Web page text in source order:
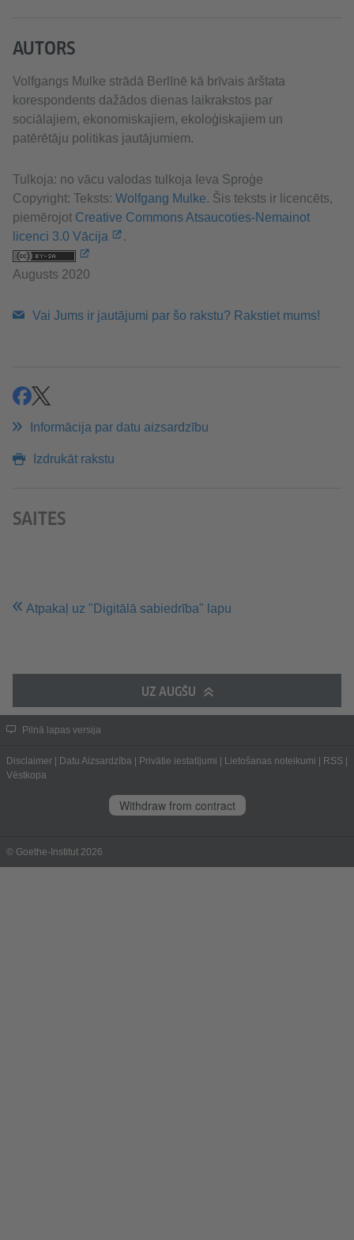
AUTORS
Volfgangs Mulke strādā Berlīnē kā brīvais ārštata
korespondents dažādos dienas laikrakstos par
sociālajiem, ekonomiskajiem, ekoloģiskajiem un
patērētāju politikas jautājumiem.
Tulkoja: no vācu valodas tulkoja Ieva Sproģe
Copyright: Teksts: Wolfgang Mulke. Šis teksts ir licencēts,
piemērojot Creative Commons Atsaucoties-Nemainot
licenci 3.0 Vācija
.
Augusts 2020
Vai Jums ir jautājumi par šo rakstu? Rakstiet mums!
ieteiktieteikt
Informācija par datu aizsardzību
Izdrukāt rakstu
SAITES
Atpakaļ uz "Digitālā sabiedrība" lapu
UZ AUGŠU
Pilnā lapas versija
Disclaimer Datu Aizsardzība Privātie iestatījumi Lietošanas noteikumi RSS
Vēstkopa
Withdraw from contract
© Goethe-Institut 2026